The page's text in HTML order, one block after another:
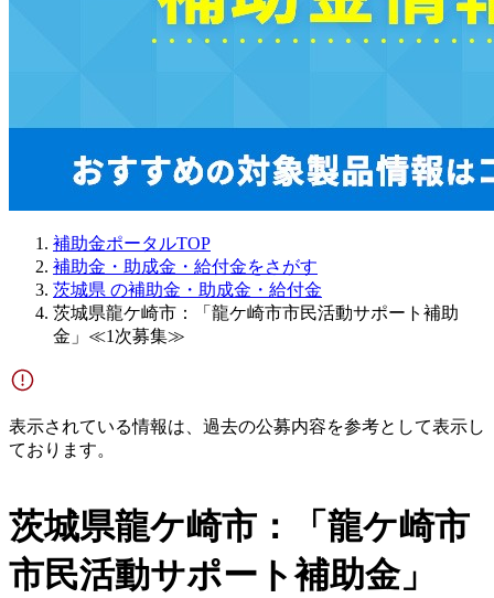
補助金ポータルTOP
補助金・助成金・給付金をさがす
茨城県 の補助金・助成金・給付金
茨城県龍ケ崎市：「龍ケ崎市市民活動サポート補助
金」≪1次募集≫
表示されている情報は、過去の公募内容を参考として表示し
ております。
茨城県龍ケ崎市：「龍ケ崎市
市民活動サポート補助金」